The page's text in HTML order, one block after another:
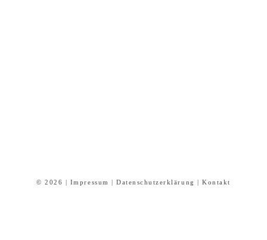
© 2026 | Impressum |Datenschutzerklärung |Kontakt